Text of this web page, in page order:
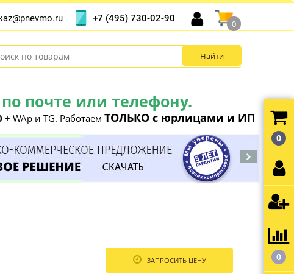
почте или телефону.
+ WAp и TG. Работаем ТОЛЬКО с юрлицами и ИП
+7 (495) 730-02-90
0
ЗАПРОСИТЬ ЦЕНУ 0
0